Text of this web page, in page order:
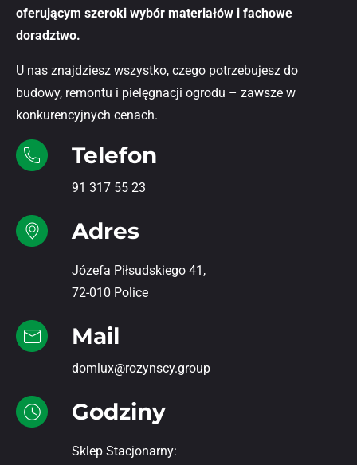
oferującym szeroki wybór materiałów i fachowe
doradztwo.
U nas znajdziesz wszystko, czego potrzebujesz do
budowy, remontu i pielęgnacji ogrodu – zawsze w
konkurencyjnych cenach.
Telefon
91 317 55 23
Adres
Józefa Piłsudskiego 41,
72-010 Police
Mail
domlux@rozynscy.group
Godziny
Sklep Stacjonarny: